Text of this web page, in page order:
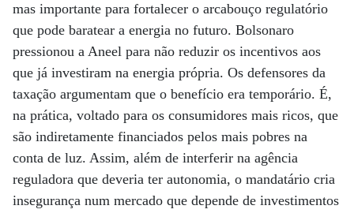
mas importante para fortalecer o arcabouço regulatório
que pode baratear a energia no futuro. Bolsonaro
pressionou a Aneel para não reduzir os incentivos aos
que já investiram na energia própria. Os defensores da
taxação argumentam que o benefício era temporário. É,
na prática, voltado para os consumidores mais ricos, que
são indiretamente financiados pelos mais pobres na
conta de luz. Assim, além de interferir na agência
reguladora que deveria ter autonomia, o mandatário cria
insegurança num mercado que depende de investimentos